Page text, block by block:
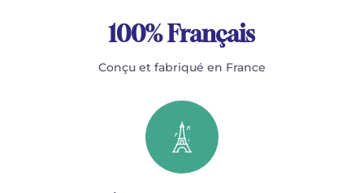
100% Français
Conçu et fabriqué en France